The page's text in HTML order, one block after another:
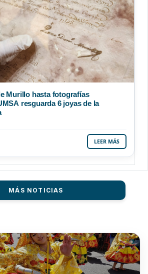
Murillo hasta fotografías
resguarda 6 joyas de la
LEER MÁS
MÁS NOTICIAS